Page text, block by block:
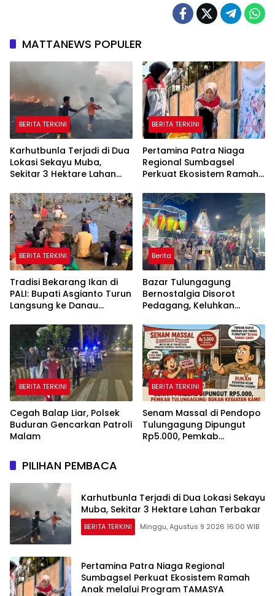
MATTANEWS POPULER
BERITA TERKINI
Karhutbunla Terjadi di Dua
Lokasi Sekayu Muba,
Sekitar 3 Hektare Lahan
BERITA TERKINI
Pertamina Patra Niaga
Regional Sumbagsel
Perkuat Ekosistem Ramah
TAMASYA
BERITA TERKINI
Tradisi Bekarang Ikan di
PALI: Bupati Asgianto Turun
Langsung ke Danau
Berita
Bazar Tulungagung
Bernostalgia Disorot
Pedagang, Keluhkan
hingga Listrik Sering Mati
BERITA TERKINI
Cegah Balap Liar, Polsek
Buduran Gencarkan Patroli
Malam
BERITA TERKINI
Senam Massal di Pendopo
Tulungagung Dipungut
Rp5.000, Pemkab
PILIHAN PEMBACA
Karhutbunla Terjadi di Dua Lokasi Sekayu
Muba, Sekitar 3 Hektare Lahan Terbakar
BERITA TERKINI Minggu, Agustus 9 2026 16:00 WIB
Pertamina Patra Niaga Regional
Sumbagsel Perkuat Ekosistem Ramah
Anak melalui Program TAMASYA